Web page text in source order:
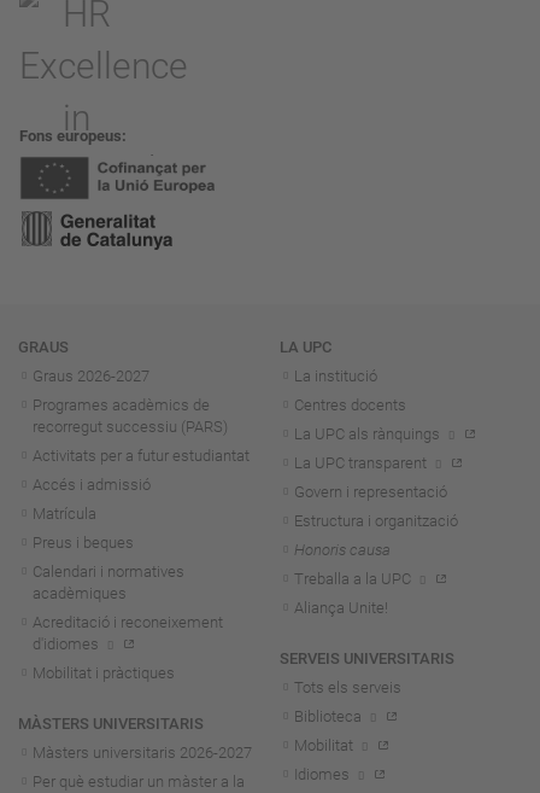
Fons europeus
Navegació
GRAUS
Graus 2026-2027
Programes acadèmics de
recorregut successiu (PARS)
Activitats per a futur estudiantat
Accés i admissió
Matrícula
Preus i beques
Calendari i normatives
acadèmiques
Acreditació i reconeixement
d'idiomes
Mobilitat i pràctiques
MÀSTERS UNIVERSITARIS
Màsters universitaris 2026-2027
Per què estudiar un màster a la
LA UPC
La institució
Centres docents
La UPC als rànquings
La UPC transparent
Govern i representació
Estructura i organització
Honoris causa
Treballa a la UPC
Aliança Unite!
SERVEIS UNIVERSITARIS
Tots els serveis
Biblioteca
Mobilitat
Idiomes